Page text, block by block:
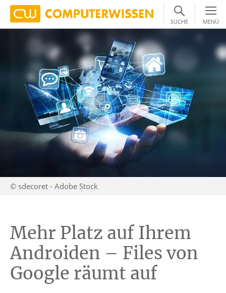
SUCHE MENÜ
© sdecoret - Adobe Stock
Mehr Platz auf Ihrem
Androiden – Files von
Google räumt auf